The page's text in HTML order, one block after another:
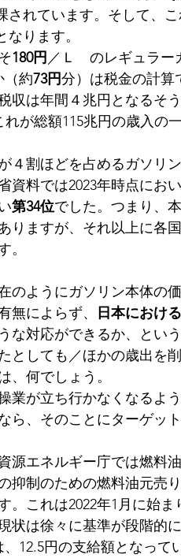
されています。そして、
ります。
180円 ／Ｌ　のレギュラ
（約73円分）は税金の計算
収は年間４兆円となるそ
が総額115兆円の歳入の
４割ほどを占めるガソリ
資料では2023年時点にお
第34位でした。つまり、
りますが、それ以上に各
。
ようにガソリン本体の
無によらず、
日本におけ
な対応ができるか、とい
しても／ほかの歳出を
、何でしょう。
業が立ち行かなくなるよ
ら、そのことにターゲッ
源エネルギー庁では燃料
抑制のための燃料油元売
。これは2022年1月に始
状は徐々に基準が段階的
12.5円の支給額となっ